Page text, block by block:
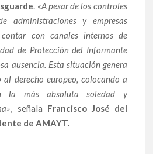
. «A pesar de los controles
administraciones y empresas
con canales internos de
de Protección del Informante
ausencia. Esta situación genera
derecho europeo, colocando a
la más absoluta soledad y
, señala Francisco José del
de AMAYT.